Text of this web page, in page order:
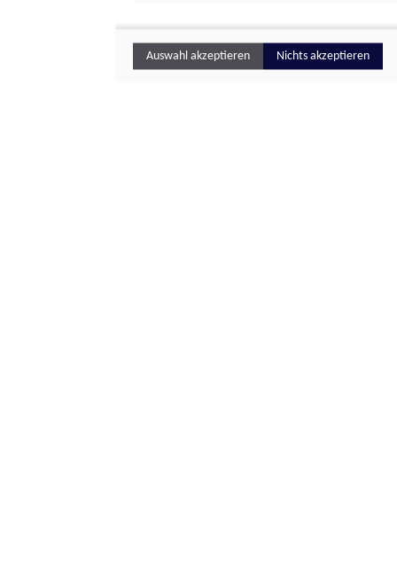
Auswahl akzeptieren Nichts akzeptieren